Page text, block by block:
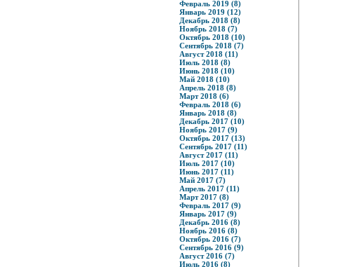
Февраль 2019 (8)
Январь 2019 (12)
Декабрь 2018 (8)
Ноябрь 2018 (7)
Октябрь 2018 (10)
Сентябрь 2018 (7)
Август 2018 (11)
Июль 2018 (8)
Июнь 2018 (10)
Май 2018 (10)
Апрель 2018 (8)
Март 2018 (6)
Февраль 2018 (6)
Январь 2018 (8)
Декабрь 2017 (10)
Ноябрь 2017 (9)
Октябрь 2017 (13)
Сентябрь 2017 (11)
Август 2017 (11)
Июль 2017 (10)
Июнь 2017 (11)
Май 2017 (7)
Апрель 2017 (11)
Март 2017 (8)
Февраль 2017 (9)
Январь 2017 (9)
Декабрь 2016 (8)
Ноябрь 2016 (8)
Октябрь 2016 (7)
Сентябрь 2016 (9)
Август 2016 (7)
Июль 2016 (8)